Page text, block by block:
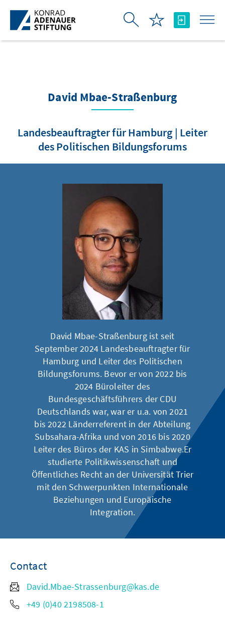
Saut au contenu principal
David Mbae-Straßenburg
Landesbeauftragter für Hamburg | Leiter
des Politischen Bildungsforums
David Mbae-Straßenburg ist seit
September 2024 Landesbeauftragter für
Hamburg und Leiter des Politischen
Bildungsforums. Bevor er von 2022 bis
2024 Büroleiter des
Bundesgeschäftsführers der CDU
Deutschlands war, war er u.a. von 2021
bis 2022 Länderreferent in der Abteilung
Subsahara-Afrika und von 2016 bis 2020
Leiter des Büros der KAS in Simbabwe.Er
studierte Politikwissenschaft und
Öffentliches Recht an der Universität Trier
mit den Schwerpunkten Internationale
Beziehungen und Europäische
Integration.
Contact
David.Mbae-Strassenburg@kas.de
+49 (0)40 2198508-1